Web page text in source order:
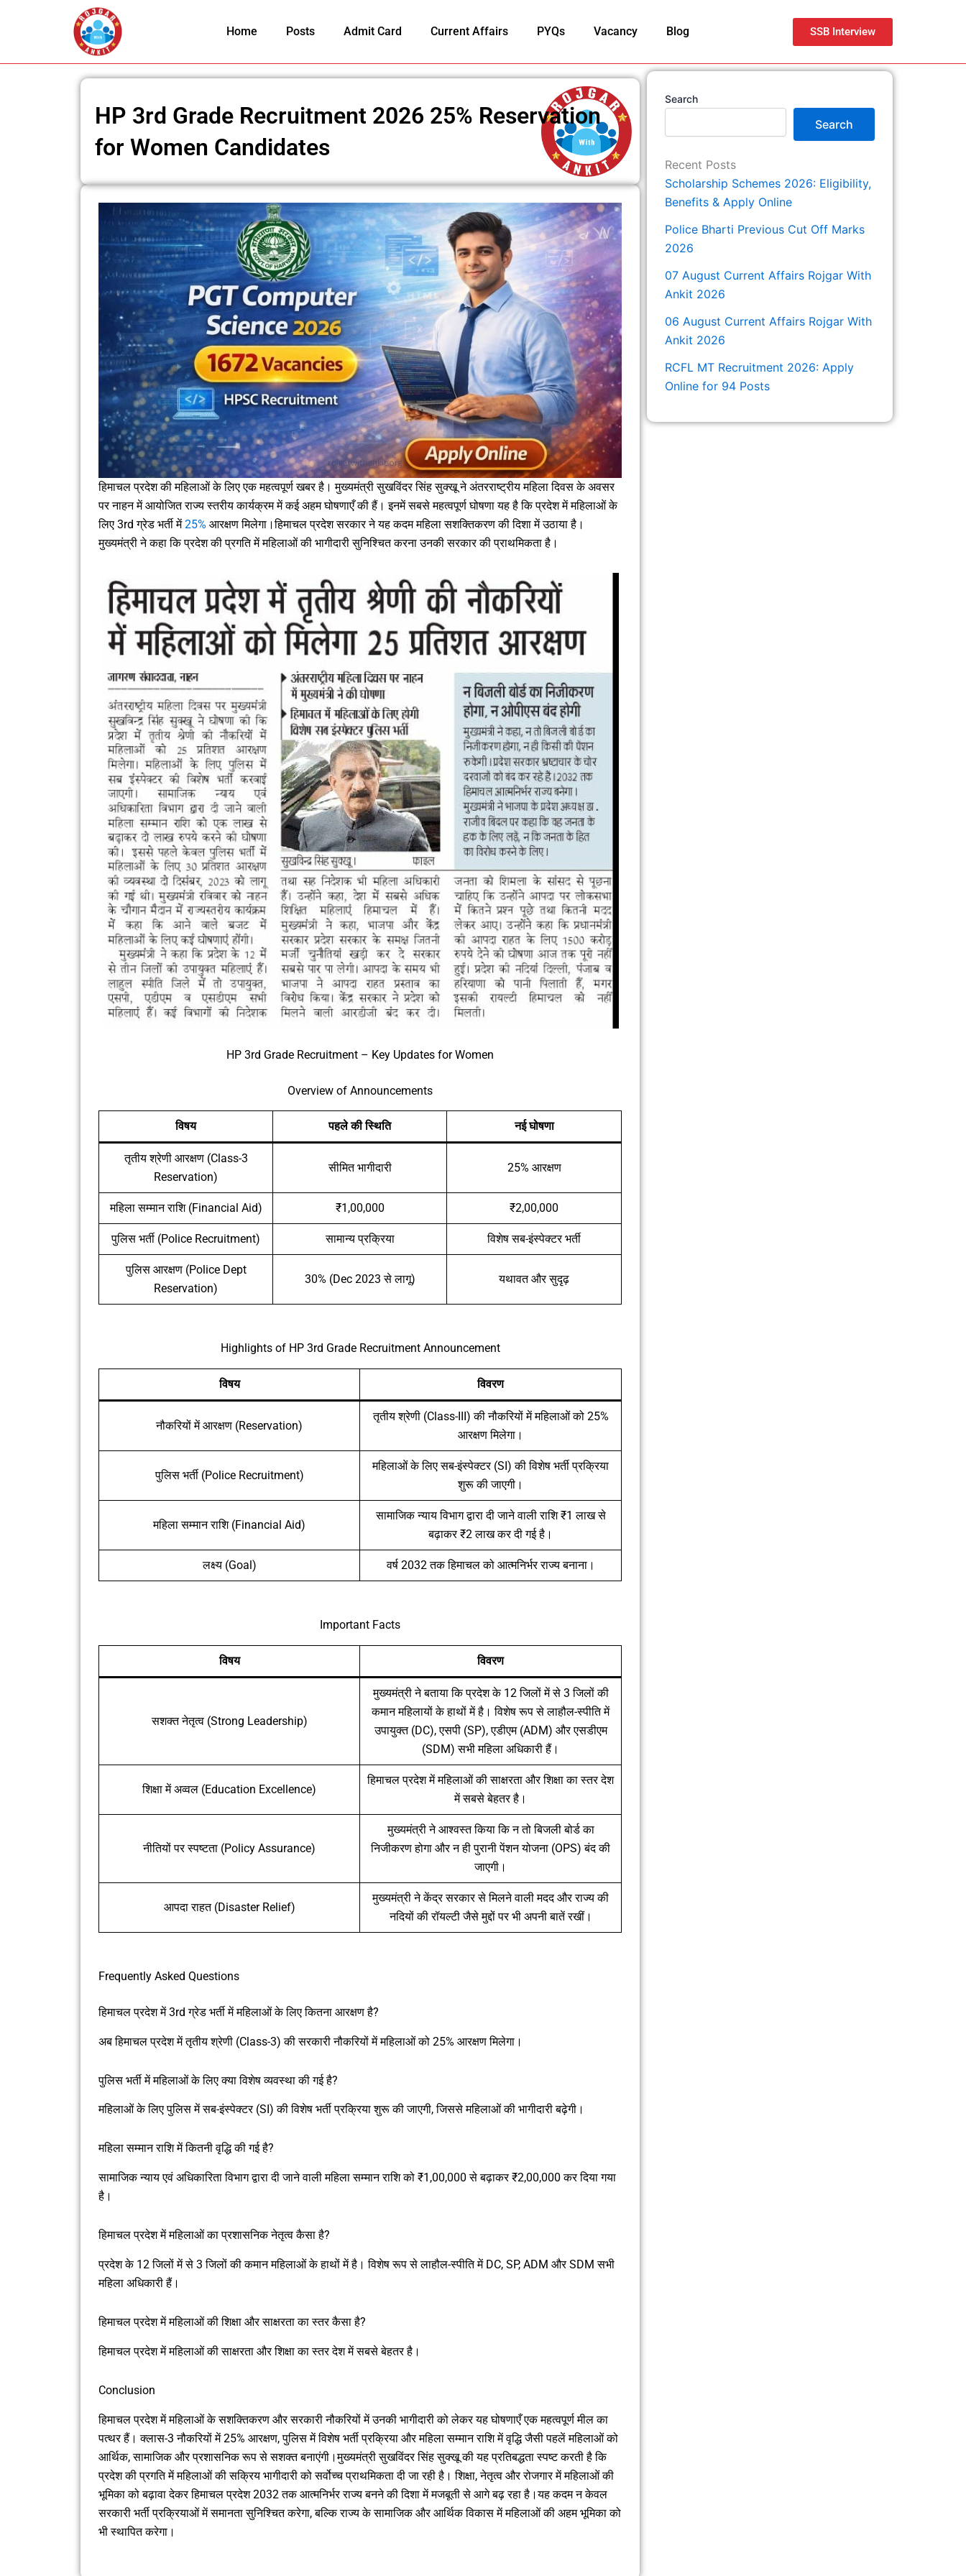
Home Posts Admit Card Current Affairs PYQs Vacancy Blog SSB Interview
HP 3rd Grade Recruitment 2026 25% Reservation
for Women Candidates
हिमाचल प्रदेश की महिलाओं के लिए एक महत्वपूर्ण खबर है। मुख्यमंत्री सुखविंदर सिंह सुक्खू ने अंतरराष्ट्रीय महिला दिवस के अवसर
पर नाहन में आयोजित राज्य स्तरीय कार्यक्रम में कई अहम घोषणाएँ की हैं। इनमें सबसे महत्वपूर्ण घोषणा यह है कि प्रदेश में महिलाओं के
लिए 3rd ग्रेड भर्ती में25% आरक्षण मिलेगा।हिमाचल प्रदेश सरकार ने यह कदम महिला सशक्तिकरण की दिशा में उठाया है।
मुख्यमंत्री ने कहा कि प्रदेश की प्रगति में महिलाओं की भागीदारी सुनिश्चित करना उनकी सरकार की प्राथमिकता है।
HP 3rd Grade Recruitment – Key Updates for Women
Overview of Announcements
विषय पहले की स्थिति नई घोषणा
तृतीय श्रेणी आरक्षण (Class-3
Reservation)
सीमित भागीदारी 25% आरक्षण
महिला सम्मान राशि (Financial Aid) ₹1,00,000 ₹2,00,000
पुलिस भर्ती (Police Recruitment) सामान्य प्रक्रिया विशेष सब-इंस्पेक्टर भर्ती
पुलिस आरक्षण (Police Dept
Reservation)
30% (Dec 2023 से लागू) यथावत और सुदृढ़
Highlights of HP 3rd Grade Recruitment Announcement
विषय विवरण
नौकरियों में आरक्षण (Reservation)
तृतीय श्रेणी (Class-III) की नौकरियों में महिलाओं को 25%
आरक्षण मिलेगा।
पुलिस भर्ती (Police Recruitment)
महिलाओं के लिए सब-इंस्पेक्टर (SI) की विशेष भर्ती प्रक्रिया
शुरू की जाएगी।
महिला सम्मान राशि (Financial Aid)
सामाजिक न्याय विभाग द्वारा दी जाने वाली राशि ₹1 लाख से
बढ़ाकर ₹2 लाख कर दी गई है।
लक्ष्य (Goal) वर्ष 2032 तक हिमाचल को आत्मनिर्भर राज्य बनाना।
Important Facts
विषय विवरण
सशक्त नेतृत्व (Strong Leadership)
मुख्यमंत्री ने बताया कि प्रदेश के 12 जिलों में से 3 जिलों की
कमान महिलायों के हाथों में है। विशेष रूप से लाहौल-स्पीति में
उपायुक्त (DC), एसपी (SP), एडीएम (ADM) और एसडीएम
(SDM) सभी महिला अधिकारी हैं।
शिक्षा में अव्वल (Education Excellence)
हिमाचल प्रदेश में महिलाओं की साक्षरता और शिक्षा का स्तर देश
में सबसे बेहतर है।
नीतियों पर स्पष्टता (Policy Assurance)
मुख्यमंत्री ने आश्वस्त किया कि न तो बिजली बोर्ड का
निजीकरण होगा और न ही पुरानी पेंशन योजना (OPS) बंद की
जाएगी।
आपदा राहत (Disaster Relief)
मुख्यमंत्री ने केंद्र सरकार से मिलने वाली मदद और राज्य की
नदियों की रॉयल्टी जैसे मुद्दों पर भी अपनी बातें रखीं।
Frequently Asked Questions
हिमाचल प्रदेश में 3rd ग्रेड भर्ती में महिलाओं के लिए कितना आरक्षण है?
अब हिमाचल प्रदेश में तृतीय श्रेणी (Class-3) की सरकारी नौकरियों में महिलाओं को 25% आरक्षण मिलेगा।
पुलिस भर्ती में महिलाओं के लिए क्या विशेष व्यवस्था की गई है?
महिलाओं के लिए पुलिस में सब-इंस्पेक्टर (SI) की विशेष भर्ती प्रक्रिया शुरू की जाएगी, जिससे महिलाओं की भागीदारी बढ़ेगी।
महिला सम्मान राशि में कितनी वृद्धि की गई है?
सामाजिक न्याय एवं अधिकारिता विभाग द्वारा दी जाने वाली महिला सम्मान राशि को ₹1,00,000 से बढ़ाकर ₹2,00,000 कर दिया गया
है।
हिमाचल प्रदेश में महिलाओं का प्रशासनिक नेतृत्व कैसा है?
प्रदेश के 12 जिलों में से 3 जिलों की कमान महिलाओं के हाथों में है। विशेष रूप से लाहौल-स्पीति में DC, SP, ADM और SDM सभी
महिला अधिकारी हैं।
हिमाचल प्रदेश में महिलाओं की शिक्षा और साक्षरता का स्तर कैसा है?
हिमाचल प्रदेश में महिलाओं की साक्षरता और शिक्षा का स्तर देश में सबसे बेहतर है।
Conclusion
हिमाचल प्रदेश में महिलाओं के सशक्तिकरण और सरकारी नौकरियों में उनकी भागीदारी को लेकर यह घोषणाएँ एक महत्वपूर्ण मील का
पत्थर हैं। क्लास-3 नौकरियों में 25% आरक्षण, पुलिस में विशेष भर्ती प्रक्रिया और महिला सम्मान राशि में वृद्धि जैसी पहलें महिलाओं को
आर्थिक, सामाजिक और प्रशासनिक रूप से सशक्त बनाएंगी।मुख्यमंत्री सुखविंदर सिंह सुक्खू की यह प्रतिबद्धता स्पष्ट करती है कि
प्रदेश की प्रगति में महिलाओं की सक्रिय भागीदारी को सर्वोच्च प्राथमिकता दी जा रही है। शिक्षा, नेतृत्व और रोजगार में महिलाओं की
भूमिका को बढ़ावा देकर हिमाचल प्रदेश 2032 तक आत्मनिर्भर राज्य बनने की दिशा में मजबूती से आगे बढ़ रहा है।यह कदम न केवल
सरकारी भर्ती प्रक्रियाओं में समानता सुनिश्चित करेगा, बल्कि राज्य के सामाजिक और आर्थिक विकास में महिलाओं की अहम भूमिका को
भी स्थापित करेगा।
Search
Search
Recent Posts
Scholarship Schemes 2026: Eligibility,
Benefits & Apply Online
Police Bharti Previous Cut Off Marks
2026
07 August Current Affairs Rojgar With
Ankit 2026
06 August Current Affairs Rojgar With
Ankit 2026
RCFL MT Recruitment 2026: Apply
Online for 94 Posts